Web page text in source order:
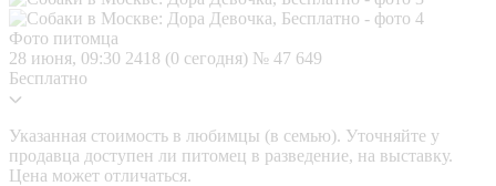
Фото питомца
28 июня, 09:30 2418 (0 сегодня) № 47 649
Бесплатно
Указанная стоимость в любимцы (в семью). Уточняйте у
продавца доступен ли питомец в разведение, на выставку.
Цена может отличаться.